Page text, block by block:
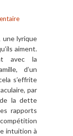
une lyrique
aiment.
avec la
d’un
s’effrite
par
de la dette
rapports
intuition à